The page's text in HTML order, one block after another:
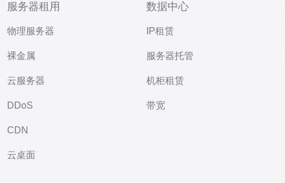
服务器租用
物理服务器
裸金属
云服务器
DDoS
CDN
云桌面
数据中心
IP租赁
服务器托管
机柜租赁
带宽